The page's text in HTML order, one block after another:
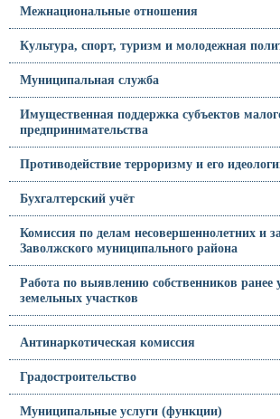
Межнациональные отношения
Культура, спорт, туризм и молодежная
Муниципальная служба
Имущественная поддержка субъектов
предпринимательства
Противодействие терроризму и его
Бухгалтерский учёт
Комиссия по делам несовершеннолетних и
Заволжского муниципального района
Работа по выявлению собственников ранее
земельных участков
Антинаркотическая комиссия
Градостроительство
Муниципальные услуги (функции)